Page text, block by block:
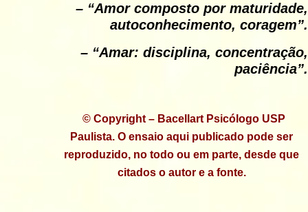
– “Amor composto por maturidade,
autoconhecimento, coragem”.
– “Amar: disciplina, concentração,
paciência”.
© Copyright – Bacellart Psicólogo USP
Paulista. O ensaio aqui publicado pode ser
reproduzido, no todo ou em parte, desde que
citados o autor e a fonte.